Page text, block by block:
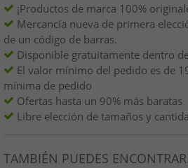
¡Productos de marca 100%
Mercancía nueva de primera
de un código de barras.
Disponible gratuitamente dentro
El valor mínimo del pedido es de
mínima de pedido
Ofertas hasta un 90% más baratas
Libre elección de tamaños y
TAMBIÉN PUEDES